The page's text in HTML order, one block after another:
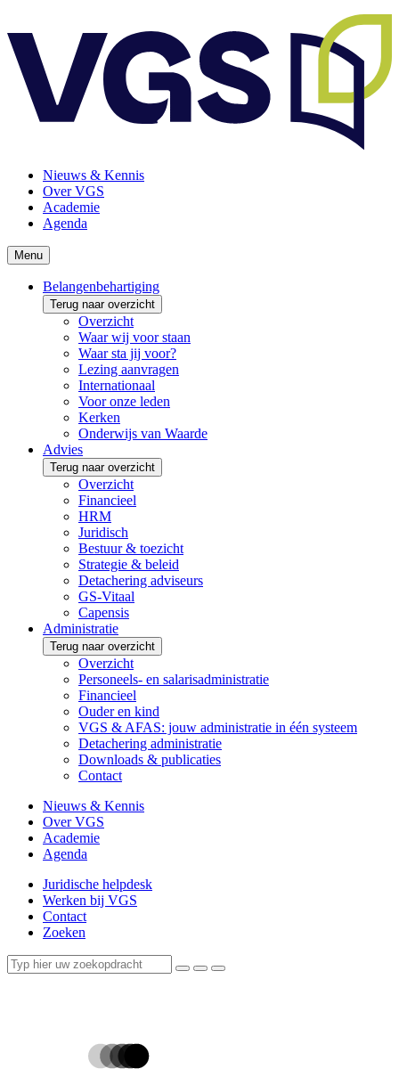
Nieuws & Kennis
Over VGS
Academie
Agenda
Menu
Belangenbehartiging
Terug naar overzicht
Overzicht
Waar wij voor staan
Waar sta jij voor?
Lezing aanvragen
Internationaal
Voor onze leden
Kerken
Onderwijs van Waarde
Advies
Terug naar overzicht
Overzicht
Financieel
HRM
Juridisch
Bestuur & toezicht
Strategie & beleid
Detachering adviseurs
GS-Vitaal
Capensis
Administratie
Terug naar overzicht
Overzicht
Personeels- en salarisadministratie
Financieel
Ouder en kind
VGS & AFAS: jouw administratie in één systeem
Detachering administratie
Downloads & publicaties
Contact
Nieuws & Kennis
Over VGS
Academie
Agenda
Juridische helpdesk
Werken bij VGS
Contact
Zoeken